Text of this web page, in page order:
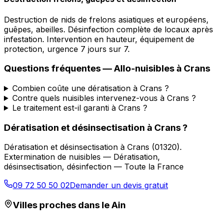
Destruction de nids de frelons asiatiques et européens,
guêpes, abeilles. Désinfection complète de locaux après
infestation. Intervention en hauteur, équipement de
protection, urgence 7 jours sur 7.
Questions fréquentes —Allo-nuisibles à Crans
Combien coûte une dératisation à Crans ?
Contre quels nuisibles intervenez-vous à Crans ?
Le traitement est-il garanti à Crans ?
Dératisation et désinsectisation à Crans?
Dératisation et désinsectisation à Crans (01320).
Extermination de nuisibles — Dératisation,
désinsectisation, désinfection — Toute la France
09 72 50 50 02Demander un devis gratuit
Villes proches dans leAin